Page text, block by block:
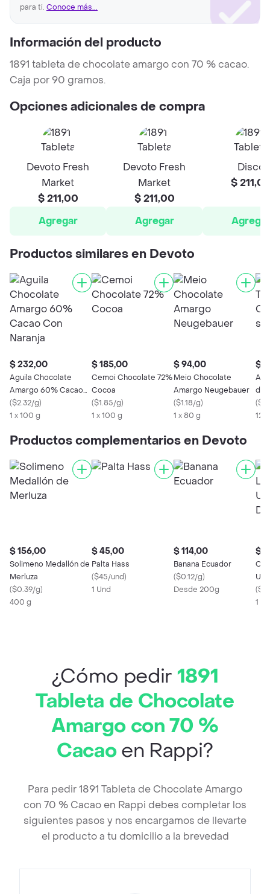
para ti. Conoce más...
Información del producto
1891 tableta de chocolate amargo con 70 % cacao.
Caja por 90 gramos.
Opciones adicionales de compra
Devoto Fresh
Market
$ 211,00
Agregar
Devoto Fresh
Market
$ 211,00
Agregar
Disco
$
Agregar
Productos similares en Devoto
$ 232,00
Aguila Chocolate
Amargo 60% Cacao
Con Naranja
($2.32/g)
1 x 100 g
$ 185,00
Cemoi Chocolate 72%
Cocoa
($1.85/g)
1 x 100 g
$ 94,00
Meio Chocolate
Amargo Neugebauer
($1.18/g)
1 x 80 g
$
de
sin
(
125
Productos complementarios en Devoto
$ 156,00
Solimeno Medallón de
Merluza
($0.39/g)
400 g
$ 45,00
Palta Hass
($45/und)
1 Und
$ 114,00
Banana Ecuador
($0.12/g)
Desde 200g
$
(
1 L
¿Cómo pedir 1891
Tableta de Chocolate
Amargo con 70 %
Cacaoen Rappi?
Para pedir 1891 Tableta de Chocolate Amargo
con 70 % Cacao en Rappi debes completar los
siguientes pasos y nos encargamos de llevarte
el producto a tu domicilio a la brevedad